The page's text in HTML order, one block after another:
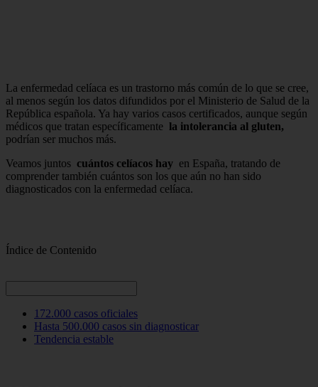
La enfermedad celíaca es un trastorno más común de lo que se cree,
al menos según los datos difundidos por el Ministerio de Salud de la
República española. Ya hay varios casos certificados, aunque según
médicos que tratan específicamente la intolerancia al gluten,
podrían ser muchos más.
Veamos juntos cuántos celíacos hay en España, tratando de
comprender también cuántos son los que aún no han sido
diagnosticados con la enfermedad celíaca.
Índice de Contenido
172.000 casos oficiales
Hasta 500.000 casos sin diagnosticar
Tendencia estable